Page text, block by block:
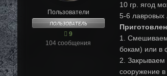
Пользователи
9
104 сообщения
10 гр. ягод
5-6 лавровых
1. Смешиваем
бокам) или в
2. Закрываем
сооружение